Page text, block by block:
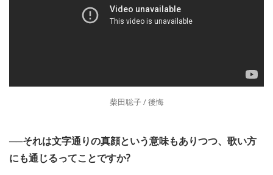
柴田聡子 / 後悔
──それは文字通りの真顔という意味もありつつ、歌い方
にも通じるってことですか?